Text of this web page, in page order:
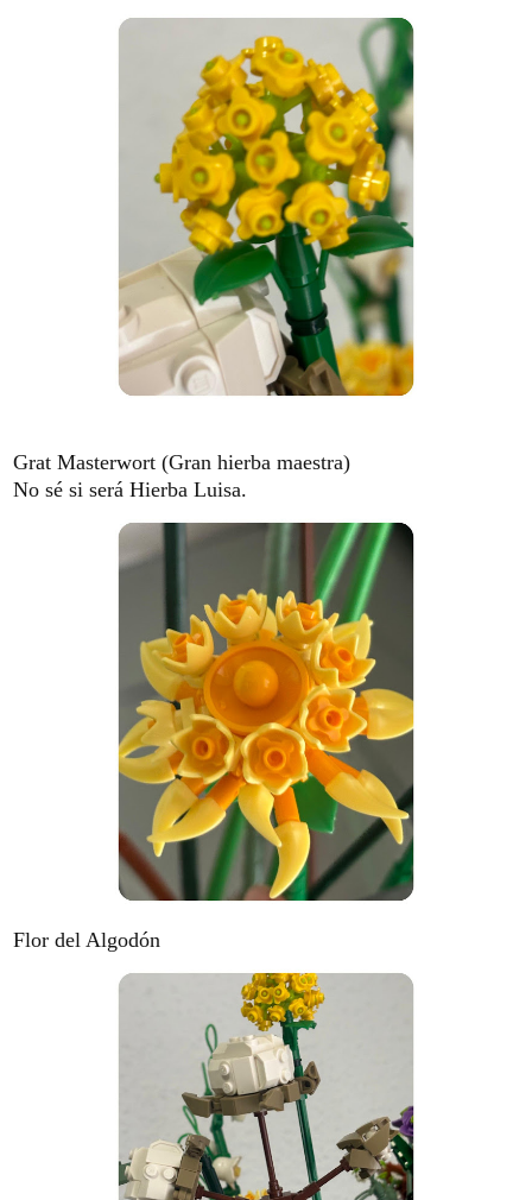
Grat Masterwort (Gran hierba maestra)
No sé si será Hierba Luisa.
Flor del Algodón